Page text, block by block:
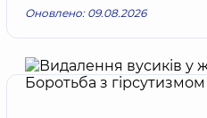
Оновлено: 09.08.2026